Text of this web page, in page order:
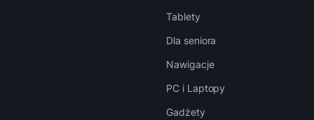
Tablety
Dla seniora
Nawigacje
PC i Laptopy
Gadżety